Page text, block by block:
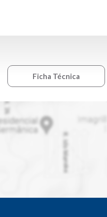
Ficha Técnica